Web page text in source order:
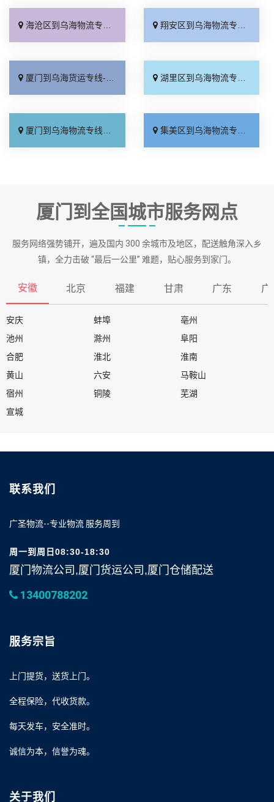
海沧区到乌海物流专线_计费标准「直达往返」 翔安区到乌海物流专线_运费多少「按时送达」
厦门到乌海货运专线-厦门到乌海物流公司_多年经验「专线快运」 湖里区到乌海物流专线_全境到达「资质齐全」
厦门到乌海物流专线_诚信为先「零担配货」 集美区到乌海物流专线_多久时间「托运放心」
厦门到全国城市服务网点
服务网络强势铺开，遍及国内 300 余城市及地区，配送触角深入乡
镇，全力击破 “最后一公里” 难题，贴心服务到家门。
安徽 北京 福建 甘肃 广东 广
安庆 蚌埠
亳州
池州
滁州
阜阳
合肥
淮北
淮南
黄山
六安
马鞍山
宿州
铜陵
芜湖
宣城
联系我们
广圣物流--专业物流 服务周到
周一到周日08:30-18:30
厦门物流公司,厦门货运公司,厦门仓储配送
13400788202
服务宗旨
上门提货，送货上门。
全程保险，代收货款。
每天发车，安全准时。
诚信为本，信誉为魂。
关于我们